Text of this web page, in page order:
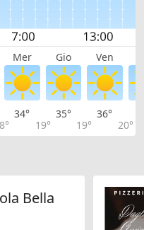
Mer Gio Ven
34°
19°
35°
19°
36°
20°
Bella